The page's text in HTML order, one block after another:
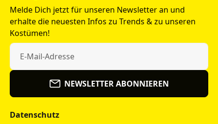
Melde Dich jetzt für unseren Newsletter an und
erhalte die neuesten Infos zu Trends & zu unseren
Kostümen!
NEWSLETTER ABONNIEREN
Datenschutz